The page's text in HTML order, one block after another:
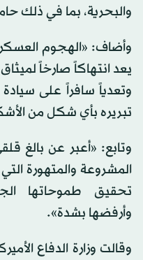
والبحرية، بما في ذلك
وأضاف: «الهجوم
يعد انتهاكاً صارخاً
وتعدياً سافراً على
تبريره بأي شكل من
وتابع: «أعبر عن بالغ
المشروعة والمتهورة
تحقيق طموحاتها
وأرفضها بشدة».
وقالت وزارة الدفاع